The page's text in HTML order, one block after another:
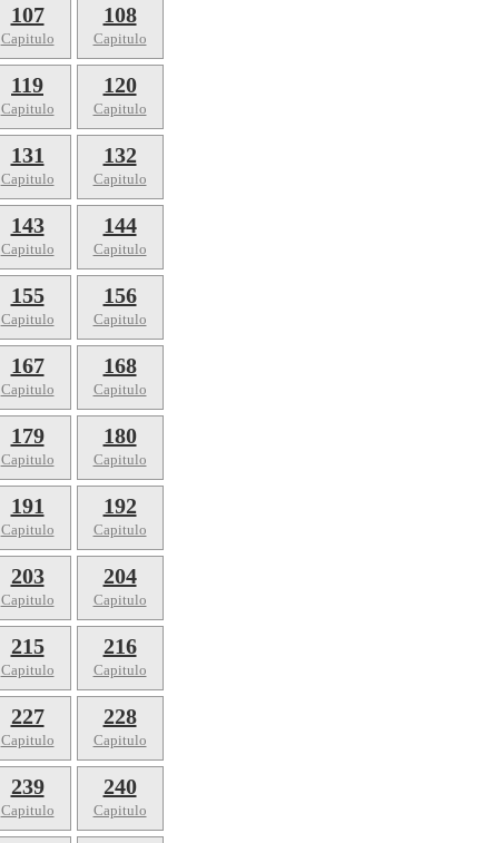
107
Capitulo
108
Capitulo
119
Capitulo
120
Capitulo
131
Capitulo
132
Capitulo
143
Capitulo
144
Capitulo
155
Capitulo
156
Capitulo
167
Capitulo
168
Capitulo
179
Capitulo
180
Capitulo
191
Capitulo
192
Capitulo
203
Capitulo
204
Capitulo
215
Capitulo
216
Capitulo
227
Capitulo
228
Capitulo
239
Capitulo
240
Capitulo